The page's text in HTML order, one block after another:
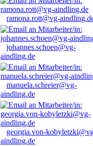
ramona.rott@vg-
johannes.schoen@vg-
aindling.de
manuela.schreier@vg-
aindling.de
georgia.von-
aindling.de